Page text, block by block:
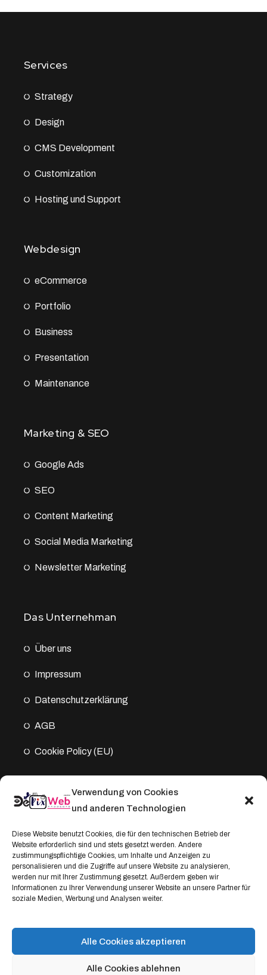
Verwendung von Cookies
und anderen Technologien
Diese Website benutzt Cookies, die für den technischen Betrieb der
Website erforderlich sind und stets gesetzt werden. Andere
zustimmungspflichtige Cookies, um Inhalte und Anzeigen zu
personalisieren und die Zugriffe auf unsere Website zu analysieren,
werden nur mit Ihrer Zustimmung gesetzt. Außerdem geben wir
Informationen zu Ihrer Verwendung unserer Website an unsere Partner für
soziale Medien, Werbung und Analysen weiter.
Alle Cookies akzeptieren
Alle Cookies ablehnen
Services
Strategy
Design
CMS Development
Customization
Hosting und Support
Webdesign
eCommerce
Portfolio
Business
Presentation
Maintenance
Marketing & SEO
Google Ads
SEO
Content Marketing
Social Media Marketing
Newsletter Marketing
Das Unternehman
Über uns
Impressum
Datenschutz­erklärung
AGB
Cookie Policy (EU)
Kontakt
Address:
Windthorststraße 20
48153 Münster, Deutschland
WhatsApp:
+4917664335685
Email
service@depixweb.de